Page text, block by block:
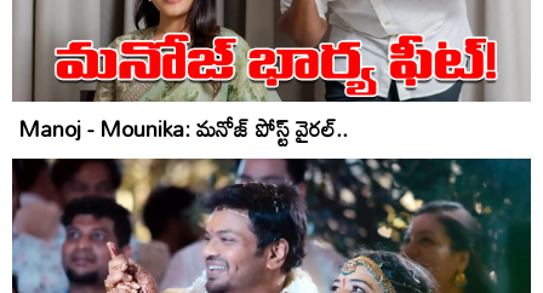
Manoj - Mounika: మనోజ్‌ పోస్ట్‌ వైరల్‌..